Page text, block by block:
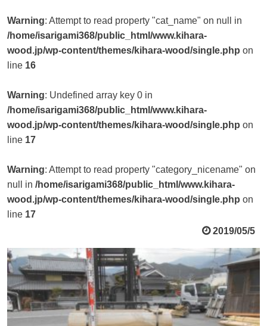
Warning: Attempt to read property "cat_name" on null in
/home/isarigami368/public_html/www.kihara-
wood.jp/wp-content/themes/kihara-wood/single.php on
line 16
Warning: Undefined array key 0 in
/home/isarigami368/public_html/www.kihara-
wood.jp/wp-content/themes/kihara-wood/single.php on
line 17
Warning: Attempt to read property "category_nicename" on
null in /home/isarigami368/public_html/www.kihara-
wood.jp/wp-content/themes/kihara-wood/single.php on
line 17
2019/05/5